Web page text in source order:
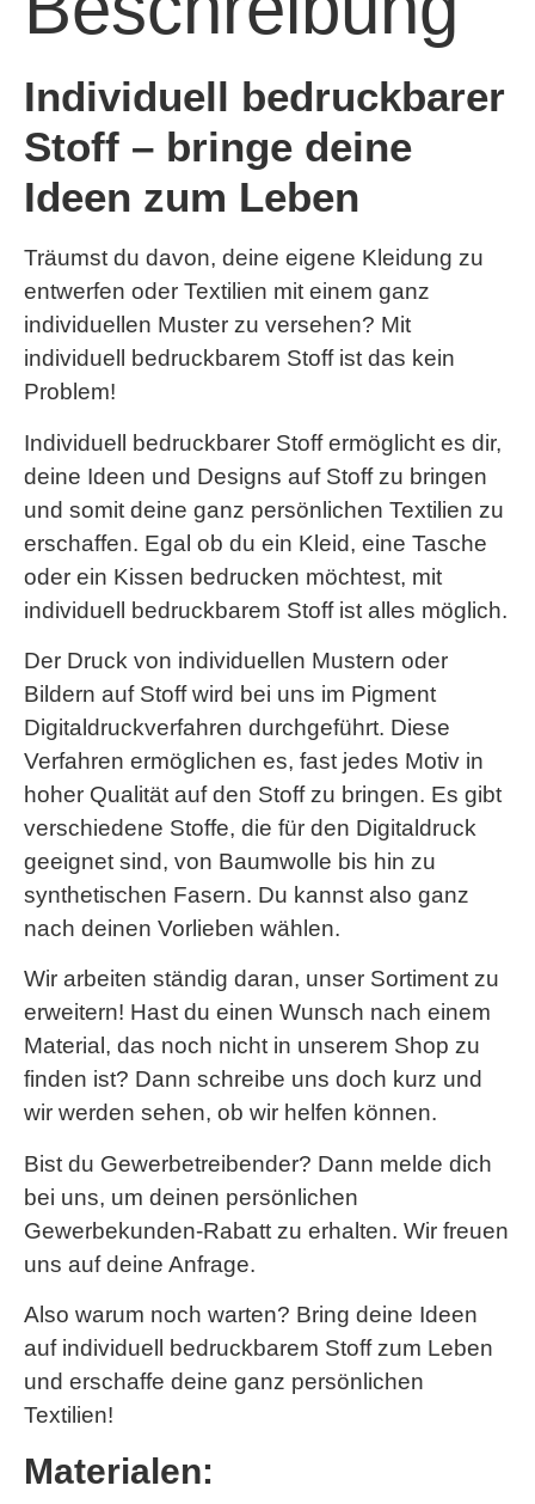
Individuell bedruckbarer
Stoff – bringe deine
Ideen zum Leben
Träumst du davon, deine eigene Kleidung zu
entwerfen oder Textilien mit einem ganz
individuellen Muster zu versehen? Mit
individuell bedruckbarem Stoff ist das kein
Problem!
Individuell bedruckbarer Stoff ermöglicht es dir,
deine Ideen und Designs auf Stoff zu bringen
und somit deine ganz persönlichen Textilien zu
erschaffen. Egal ob du ein Kleid, eine Tasche
oder ein Kissen bedrucken möchtest, mit
individuell bedruckbarem Stoff ist alles möglich.
Der Druck von individuellen Mustern oder
Bildern auf Stoff wird bei uns im Pigment
Digitaldruckverfahren durchgeführt. Diese
Verfahren ermöglichen es, fast jedes Motiv in
hoher Qualität auf den Stoff zu bringen. Es gibt
verschiedene Stoffe, die für den Digitaldruck
geeignet sind, von Baumwolle bis hin zu
synthetischen Fasern. Du kannst also ganz
nach deinen Vorlieben wählen.
Wir arbeiten ständig daran, unser Sortiment zu
erweitern! Hast du einen Wunsch nach einem
Material, das noch nicht in unserem Shop zu
finden ist? Dann schreibe uns doch kurz und
wir werden sehen, ob wir helfen können.
Bist du Gewerbetreibender? Dann melde dich
bei uns, um deinen persönlichen
Gewerbekunden-Rabatt zu erhalten. Wir freuen
uns auf deine Anfrage.
Also warum noch warten? Bring deine Ideen
auf individuell bedruckbarem Stoff zum Leben
und erschaffe deine ganz persönlichen
Textilien!
Materialen: